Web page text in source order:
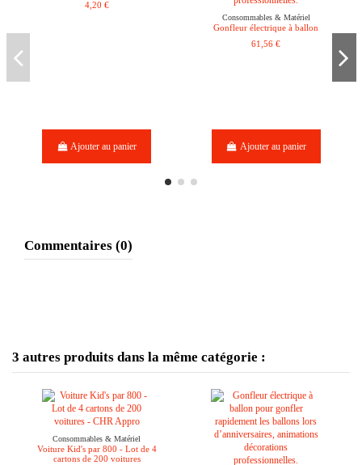
4,20 €
Ajouter au panier
Consommables & Matériel
Gonfleur électrique à ballon
61,56 €
Ajouter au panier
Commentaires (0)
3 autres produits dans la même catégorie :
Consommables & Matériel
Voiture Kid's par 800 - Lot de 4
cartons de 200 voitures